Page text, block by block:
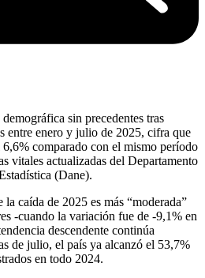
sin precedentes tras
entre enero y julio de 2025, cifra que
comparado con el mismo período
vitales actualizadas del Departamento
(Dane).
caída de 2025 es más “moderada”
-cuando la variación fue de -9,1% en
descendente continúa
de julio, el país ya alcanzó el 53,7%
en todo 2024.